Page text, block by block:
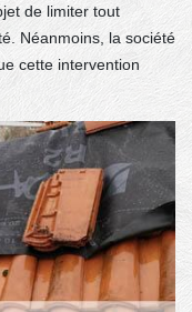
de limiter tout
Néanmoins, la société
cette intervention